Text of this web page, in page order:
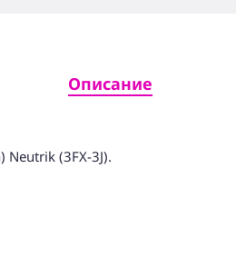
Описание
(3FX-3J).